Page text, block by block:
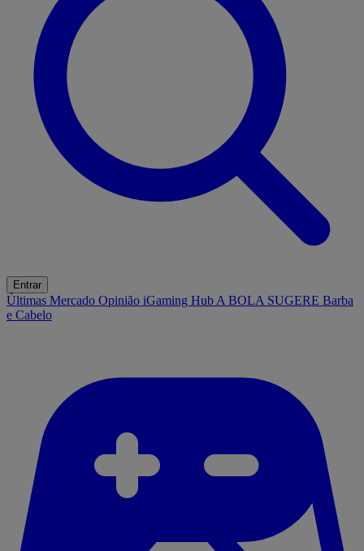
Entrar
Últimas Mercado Opinião iGaming Hub A BOLA SUGERE Barba
e Cabelo